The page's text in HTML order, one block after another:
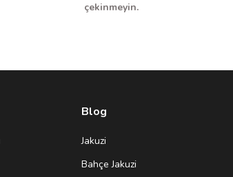
çekinmeyin.
Blog
Jakuzi
Bahçe Jakuzi